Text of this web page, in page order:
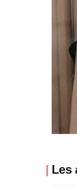
Les